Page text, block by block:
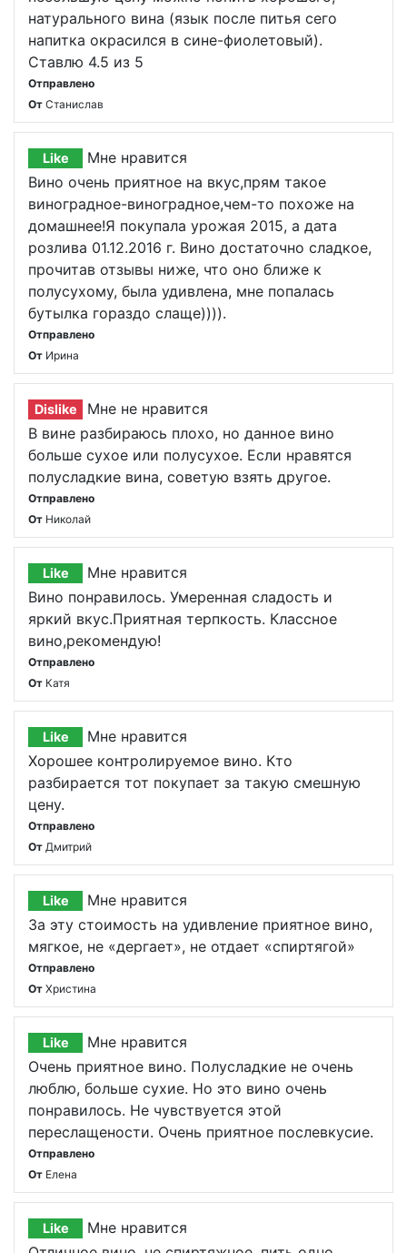
натурального вина (язык после питья сего
напитка окрасился в сине-фиолетовый).
Ставлю 4.5 из 5
Отправлено
От Станислав
Like
Мне нравится
Вино очень приятное на вкус,прям такое
виноградное-виноградное,чем-то похоже на
домашнее!Я покупала урожая 2015, а дата
розлива 01.12.2016 г. Вино достаточно сладкое,
прочитав отзывы ниже, что оно ближе к
полусухому, была удивлена, мне попалась
бутылка гораздо слаще)))).
Отправлено
От Ирина
Dislike
Мне не нравится
В вине разбираюсь плохо, но данное вино
больше сухое или полусухое. Если нравятся
полусладкие вина, советую взять другое.
Отправлено
От Николай
Like
Мне нравится
Вино понравилось. Умеренная сладость и
яркий вкус.Приятная терпкость. Классное
вино,рекомендую!
Отправлено
От Катя
Like
Мне нравится
Хорошее контролируемое вино. Кто
разбирается тот покупает за такую смешную
цену.
Отправлено
От Дмитрий
Like
Мне нравится
За эту стоимость на удивление приятное вино,
мягкое, не «дергает», не отдает «спиртягой»
Отправлено
От Христина
Like
Мне нравится
Очень приятное вино. Полусладкие не очень
люблю, больше сухие. Но это вино очень
понравилось. Не чувствуется этой
переслащености. Очень приятное послевкусие.
Отправлено
От Елена
Like
Мне нравится